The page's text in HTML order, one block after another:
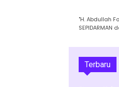
​"H. Abdullah
Terbaru